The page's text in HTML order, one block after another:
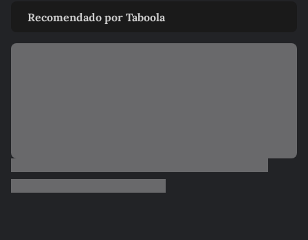
equipe após pódio na Stock...
STOCK CAR
Dupla de sósias faz sucesso...
Recomendado por Taboola